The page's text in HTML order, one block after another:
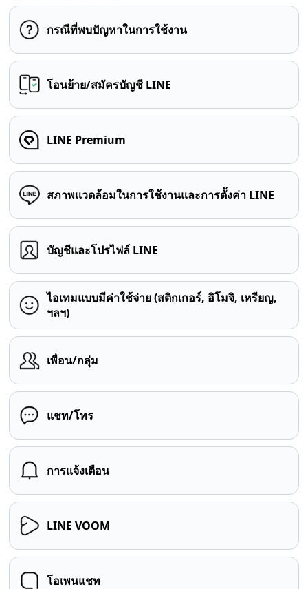
กรณีที่พบปัญหาในการใช้งาน
โอนย้าย/สมัครบัญชี LINE
LINE Premium
สภาพแวดล้อมในการใช้งานและการตั้งค่า LINE
บัญชีและโปรไฟล์ LINE
ไอเทมแบบมีค่าใช้จ่าย (สติกเกอร์, อิโมจิ, เหรียญ,
ฯลฯ)
เพื่อน/กลุ่ม
แชท/โทร
การแจ้งเตือน
LINE VOOM
โอเพนแชท